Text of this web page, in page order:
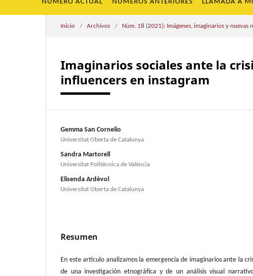
Inicio / Archivos / Núm. 18 (2021): Imágenes, imaginarios y nuevas
Imaginarios sociales ante la
influencers en instagram
Gemma San Cornelio
Universitat Oberta de Catalunya
Sandra Martorell
Universitat Politècnica de València
Elisenda Ardèvol
Universitat Oberta de Catalunya
Resumen
En este artículo analizamos la emergencia de imaginarios ante la
de una investigación etnográfica y de un análisis visual